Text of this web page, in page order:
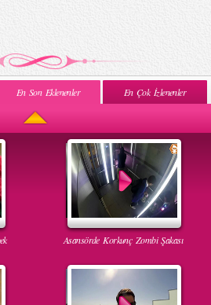
En Son Eklenenler En Çok İzlenenler
Asansörde Korkunç Zombi Şakası